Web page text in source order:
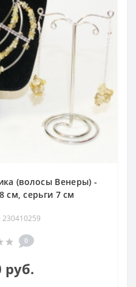
(волосы Венеры) -
см, серьги 7 см
230410259
0
руб.